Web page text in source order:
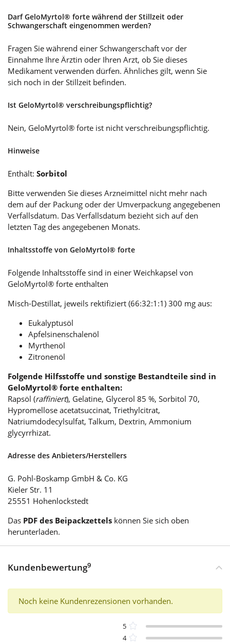
Darf GeloMyrtol® forte während der Stillzeit oder
Schwangerschaft eingenommen werden?
Fragen Sie während einer Schwangerschaft vor der
Einnahme Ihre Ärztin oder Ihren Arzt, ob Sie dieses
Medikament verwenden dürfen. Ähnliches gilt, wenn Sie
sich noch in der Stillzeit befinden.
Ist GeloMyrtol® verschreibungspflichtig?
Nein, GeloMyrtol® forte ist nicht verschreibungspflichtig.
Hinweise
Enthält: Sorbitol
Bitte verwenden Sie dieses Arzneimittel nicht mehr nach
dem auf der Packung oder der Umverpackung angegebenen
Verfallsdatum. Das Verfallsdatum bezieht sich auf den
letzten Tag des angegebenen Monats.
Inhaltsstoffe von GeloMyrtol® forte
Folgende Inhaltsstoffe sind in einer Weichkapsel von
GeloMyrtol® forte enthalten
Misch-Destillat, jeweils rektifiziert (66:32:1:1) 300 mg aus:
Eukalyptusöl
Apfelsinenschalenöl
Myrthenöl
Zitronenöl
Folgende Hilfsstoffe und sonstige Bestandteile sind in
GeloMyrtol® forte enthalten:
Rapsöl (raffiniert), Gelatine, Glycerol 85 %, Sorbitol 70,
Hypromellose acetatsuccinat, Triethylcitrat,
Natriumdodecylsulfat, Talkum, Dextrin, Ammonium
glycyrrhizat.
Adresse des Anbieters/Herstellers
G. Pohl-Boskamp GmbH & Co. KG
Kieler Str. 11
25551 Hohenlockstedt
Das PDF des Beipackzettels können Sie sich oben
herunterladen.
Kundenbewertung9
Noch keine Kundenrezensionen vorhanden.
5
4